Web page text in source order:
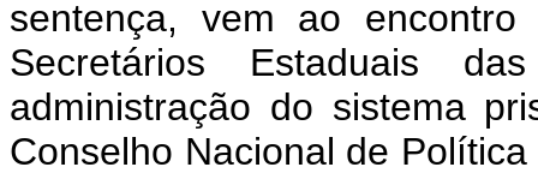
sentença, vem ao encontro
Secretários Estaduais
administração do sistema
Conselho Nacional de